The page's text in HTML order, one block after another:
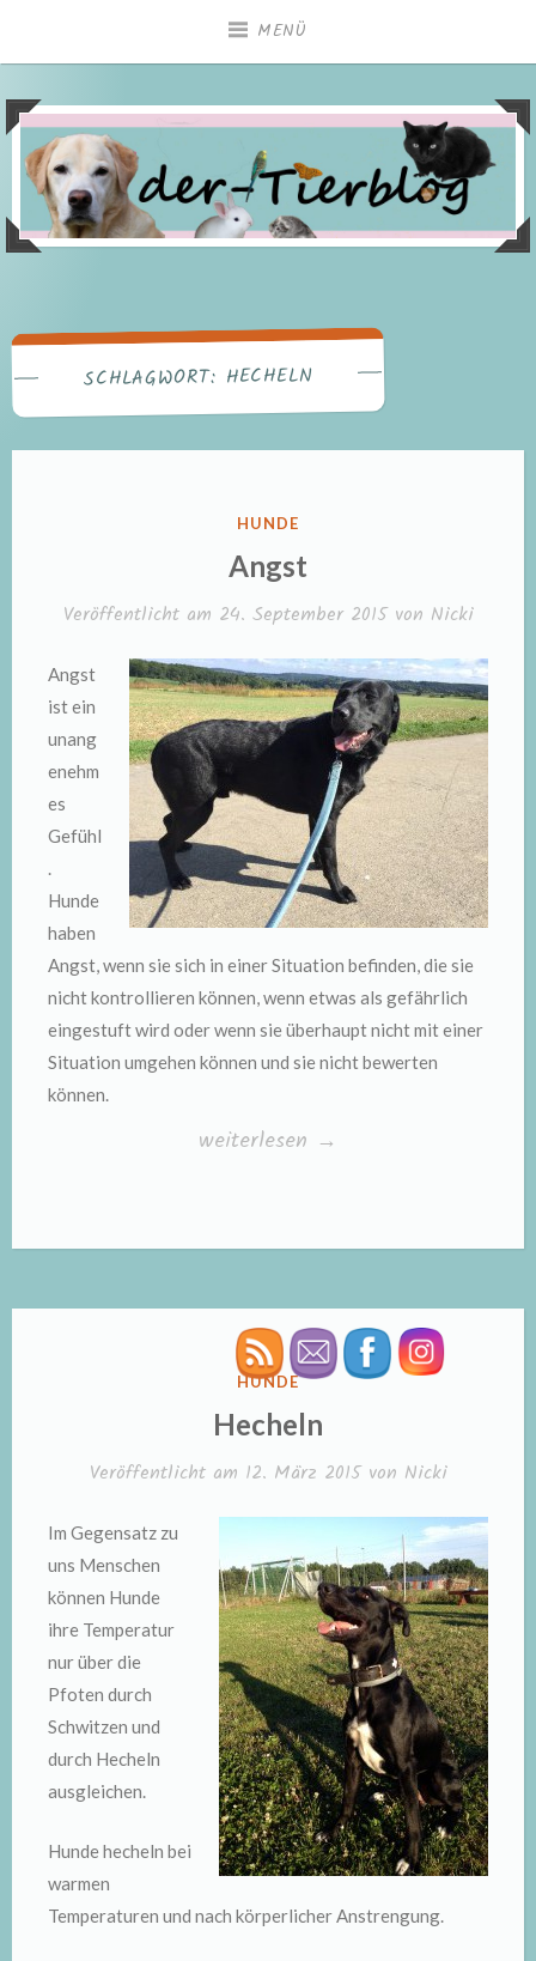
MENÜ
SCHLAGWORT: HECHELN
VERÖFFENTLICHT
HUNDE
Angst
Veröffentlicht am 24. September 2015von Nicki
Angst
ist ein
unang
enehm
es
Gefühl
.
Hunde
haben
Angst, wenn sie sich in einer Situation befinden, die sie
nicht kontrollieren können, wenn etwas als gefährlich
eingestuft wird oder wenn sie überhaupt nicht mit einer
Situation umgehen können und sie nicht bewerten
können.
„Angst“
weiterlesen →
VERÖFFENTLICHT
HUNDE
Hecheln
Veröffentlicht am 12. März 2015von Nicki
Im Gegensatz zu
uns Menschen
können Hunde
ihre Temperatur
nur über die
Pfoten durch
Schwitzen und
durch Hecheln
ausgleichen.
Hunde hecheln bei
warmen
Temperaturen und nach körperlicher Anstrengung.